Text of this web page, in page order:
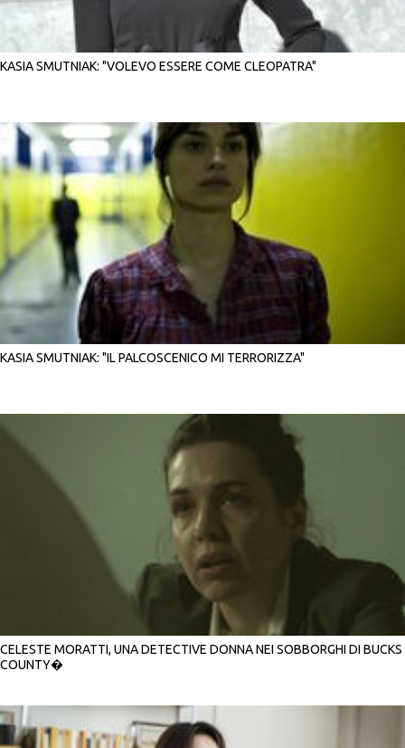
KASIA SMUTNIAK: "VOLEVO ESSERE COME CLEOPATRA"
KASIA SMUTNIAK: "IL PALCOSCENICO MI TERRORIZZA"
CELESTE MORATTI, UNA DETECTIVE DONNA NEI SOBBORGHI DI BUCKS
COUNTY�